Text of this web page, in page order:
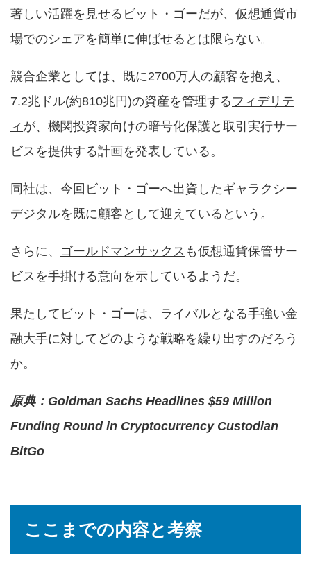
著しい活躍を見せるビット・ゴーだが、仮想通貨市
場でのシェアを簡単に伸ばせるとは限らない。
競合企業としては、既に2700万人の顧客を抱え、
7.2兆ドル(約810兆円)の資産を管理する フィデリテ
ィ が、機関投資家向けの暗号化保護と取引実行サー
ビスを提供する計画を発表している。
同社は、今回ビット・ゴーへ出資したギャラクシー
デジタルを既に顧客として迎えているという。
さらに、 ゴールドマンサックス も仮想通貨保管サー
ビスを手掛ける意向を示しているようだ。
果たしてビット・ゴーは、ライバルとなる手強い金
融大手に対してどのような戦略を繰り出すのだろう
か。
原典：Goldman Sachs Headlines $59 Million
Funding Round in Cryptocurrency Custodian
BitGo
ここまでの内容と考察